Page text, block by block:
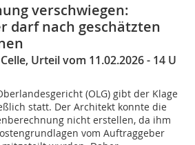
verschwiegen:
darf nach geschätzten
Urteil vom 11.02.2026 - 14 U
(OLG) gibt der Klage
statt. Der Architekt konnte die
nicht erstellen, da ihm
vom Auftraggeber